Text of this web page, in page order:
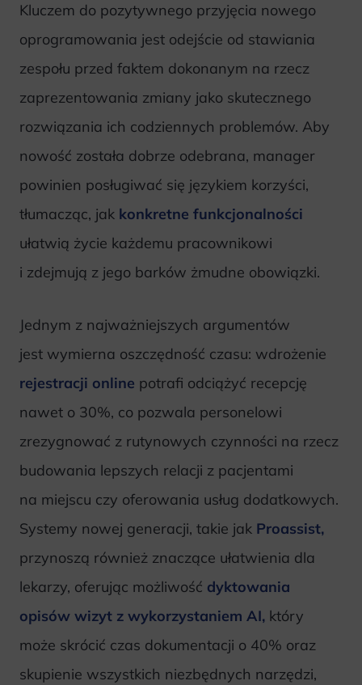
Kluczem do pozytywnego przyjęcia nowego
oprogramowania jest odejście od stawiania
zespołu przed faktem dokonanym na rzecz
zaprezentowania zmiany jako skutecznego
rozwiązania ich codziennych problemów. Aby
nowość została dobrze odebrana, manager
powinien posługiwać się językiem korzyści,
tłumacząc, jak konkretne funkcjonalności
ułatwią życie każdemu pracownikowi
i zdejmują z jego barków żmudne obowiązki.
Jednym z najważniejszych argumentów
jest wymierna oszczędność czasu: wdrożenie
rejestracji online potrafi odciążyć recepcję
nawet o 30%, co pozwala personelowi
zrezygnować z rutynowych czynności na rzecz
budowania lepszych relacji z pacjentami
na miejscu czy oferowania usług dodatkowych.
Systemy nowej generacji, takie jak Proassist,
przynoszą również znaczące ułatwienia dla
lekarzy, oferując możliwość dyktowania
opisów wizyt z wykorzystaniem AI, który
może skrócić czas dokumentacji o 40% oraz
skupienie wszystkich niezbędnych narzędzi,